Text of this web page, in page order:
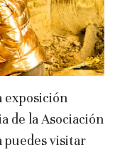
exposición
de la Asociación
puedes visitar